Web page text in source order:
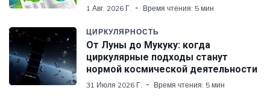
1 Авг. 2026 Г. Время чтения: 5 мин
ЦИРКУЛЯРНОСТЬ
От Луны до Мукуку: когда
циркулярные подходы станут
нормой космической деятельности
31 Июля 2026 Г. Время чтения: 5 мин